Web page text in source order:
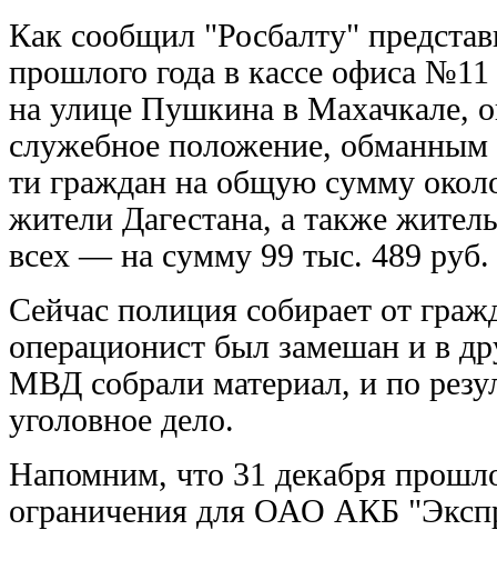
Как сообщил "Росбалту"
прошлого года в кассе офиса
на улице Пушкина в Махачкале,
служебное положение, обманным
ти граждан на общую сумму
жители Дагестана, а также
всех — на сумму 99 тыс. 489 руб.
Сейчас полиция собирает от
операционист был замешан и в
МВД собрали материал, и по
уголовное дело.
Напомним, что 31 декабря
ограничения для ОАО АКБ